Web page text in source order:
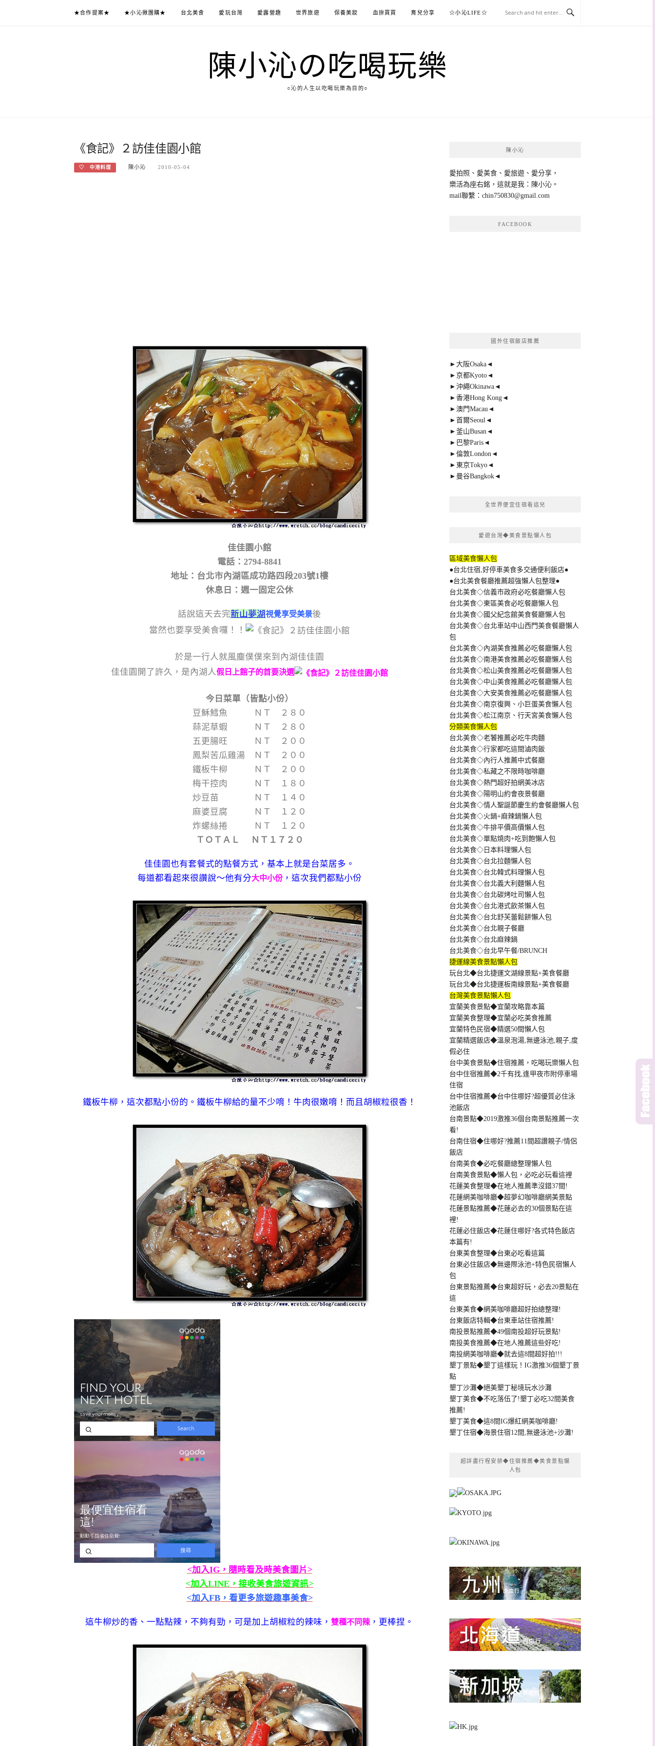
★合作提案★ ★小沁揪團購★ 台北美食 愛玩台灣 愛露營趣 世界旅遊 保養美妝 血拚買買 育兒分享 ☆小沁LIFE☆
陳小沁の吃喝玩樂
○沁的人生以吃喝玩樂為目的○
《食記》２訪佳佳園小館
♡ 中港料理 陳小沁 2010-05-04
佳佳園小館
電話：2794-8841
地址：台北市內湖區成功路四段203號1樓
休息日：週一固定公休
話說這天去完新山夢湖視覺享受美景後
當然也要享受美食囉！！
於是一行人就風塵僕僕來到內湖佳佳園
佳佳園開了許久，是內湖人假日上館子的首要決選
今日菜單（皆點小份）
豆穌鱈魚 ＮＴ ２８０
蒜泥草蝦 ＮＴ ２８０
五更腸旺 ＮＴ ２００
鳳梨苦瓜雞湯 ＮＴ ２００
鐵板牛柳 ＮＴ ２００
梅干控肉 ＮＴ １８０
炒豆苗 ＮＴ １４０
麻婆豆腐 ＮＴ １２０
炸螺絲捲 ＮＴ １２０
ＴＯＴＡＬ ＮＴ１７２０
佳佳園也有套餐式的點餐方式，基本上就是台菜居多。
每道都看起來很讚說～他有分大中小份 ，這次我們都點小份
鐵板牛柳，這次都點小份的。鐵板牛柳給的量不少唷！牛肉很嫩唷！而且胡椒粒很香！
<加入IG，隨時看及時美食圖片>
<加入LINE，接收美食旅遊資訊>
<加入FB，看更多旅遊趣事美食>
這牛柳炒的香、一點點辣，不夠有勁，可是加上胡椒粒的辣味， 雙種不同辣，更棒捏。
陳小沁
愛拍照、愛美食、愛旅遊、愛分享，
樂活為座右銘，這就是我：陳小沁。
mail聯繫： chin750830@gmail.com
FACEBOOK
國外住宿飯店推薦
►大阪Osaka◄
►京都Kyoto◄
►沖繩Okinawa◄
►香港Hong Kong◄
►澳門Macau◄
►首爾Seoul◄
►釜山Busan◄
►巴黎Paris◄
►倫敦London◄
►東京Tokyo◄
►曼谷Bangkok◄
全世界便宜住宿看這兒
愛遊台灣◆美食景點懶人包
區域美食懶人包
●台北住宿,好停車美食多交通便利飯店●
●台北美食餐廳推薦超強懶人包整理●
台北美食◇信義市政府必吃餐廳懶人包
台北美食◇東區美食必吃餐廳懶人包
台北美食◇國父紀念館美食餐廳懶人包
台北美食◇台北車站中山西門美食餐廳懶人
包
台北美食◇內湖美食推薦必吃餐廳懶人包
台北美食◇南港美食推薦必吃餐廳懶人包
台北美食◇松山美食推薦必吃餐廳懶人包
台北美食◇中山美食推薦必吃餐廳懶人包
台北美食◇大安美食推薦必吃餐廳懶人包
台北美食◇南京復興、小巨蛋美食懶人包
台北美食◇松江南京、行天宮美食懶人包
分類美食懶人包
台北美食◇老饕推薦必吃牛肉麵
台北美食◇行家都吃這間滷肉飯
台北美食◇內行人推薦中式餐廳
台北美食◇私藏之不限時咖啡廳
台北美食◇熱門超好拍網美冰店
台北美食◇陽明山約會夜景餐廳
台北美食◇情人聖誕節慶生約會餐廳懶人包
台北美食◇火鍋+麻辣鍋懶人包
台北美食◇牛排平價高價懶人包
台北美食◇單點燒肉+吃到飽懶人包
台北美食◇日本料理懶人包
台北美食◇台北拉麵懶人包
台北美食◇台北韓式料理懶人包
台北美食◇台北義大利麵懶人包
台北美食◇台北碳烤吐司懶人包
台北美食◇台北港式飲茶懶人包
台北美食◇台北舒芙蕾鬆餅懶人包
台北美食◇台北親子餐廳
台北美食◇台北麻辣鍋
台北美食◇台北早午餐/BRUNCH
捷運線美食景點懶人包
玩台北◆台北捷運文湖線景點+美食餐廳
玩台北◆台北捷運板南線景點+美食餐廳
台灣美食景點懶人包
宜蘭美食景點◆宜蘭攻略靠本篇
宜蘭美食整理◆宜蘭必吃美食推薦
宜蘭特色民宿◆精選50間懶人包
宜蘭精選飯店◆溫泉泡湯,無邊泳池,親子,度
假必住
台中美食景點◆住宿推薦，吃喝玩樂懶人包
台中住宿推薦◆2千有找,逢甲夜市附停車場
住宿
台中住宿推薦◆台中住哪好?超優質必住泳
池飯店
台南景點◆2019激推36個台南景點推薦一次
看!
台南住宿◆住哪好?推薦11間超讚親子/情侶
飯店
台南美食◆必吃餐廳總整理懶人包
台南美食景點◆懶人包，必吃必玩看這裡
花蓮美食整理◆在地人推薦準沒錯37間!
花蓮網美咖啡廳◆超夢幻咖啡廳網美景點
花蓮景點推薦◆花蓮必去的30個景點在這
裡!
花蓮必住飯店◆花蓮住哪好?各式特色飯店
本篇有!
台東美食整理◆台東必吃看這篇
台東必住飯店◆無邊際泳池+特色民宿懶人
包
台東景點推薦◆台東超好玩，必去20景點在
這
台東美食◆網美咖啡廳超好拍總整理!
台東飯店特輯◆台東車站住宿推薦!
南投景點推薦◆49個南投超好玩景點!
南投美食推薦◆在地人推薦這些好吃!
南投網美咖啡廳◆就去這8間超好拍!!!
墾丁景點◆墾丁這樣玩！IG激推36個墾丁景
點
墾丁沙灘◆絕美墾丁秘境玩水沙灘
墾丁美食◆不吃落伍了!墾丁必吃32間美食
推薦!
墾丁美食◆這8間IG爆紅網美咖啡廳!
墾丁住宿◆海景住宿12間,無邊泳池+沙灘!
超詳盡行程安排◆住宿推薦◆美食景點懶
人包